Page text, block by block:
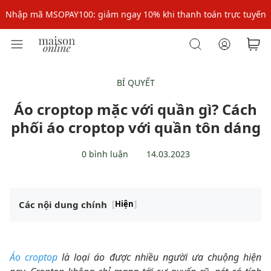
Nhập mã MSOPAY100: giảm ngay 10% khi thanh toán trực tuyến
Nhập mã: MSOXINCHAO - Giảm 10% đơn đầu cho thành viên mới!
Nhập mã: MSOXINCHAO - Giảm 10% đơn đầu cho thành viên mới!
BÍ QUYẾT
Áo croptop mặc với quần gì? Cách
phối áo croptop với quần tôn dáng
0 bình luận 14.03.2023
Các nội dung chính [Hiện]
Áo croptop là loại áo được nhiều người ưa chuộng hiện